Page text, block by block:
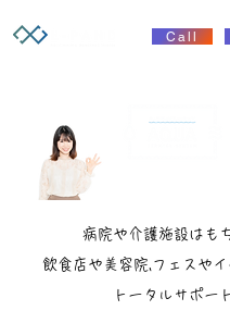
Call
病院や介護施設はも
飲食店や美容院,フェスや
トータルサポート